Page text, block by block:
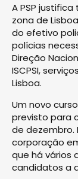
A PSP
zona de
do efetivo
polícias
Direção
ISCPSI,
Lisboa.
Um novo
previsto para
de dezembro.
corporação
que há vários
candidatos a